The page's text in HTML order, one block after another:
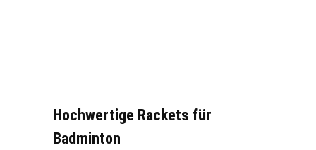
Hochwertige Rackets für
Badminton